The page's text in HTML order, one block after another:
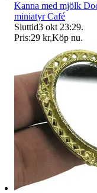
Kanna med mjölk
miniatyr Café
Sluttid3 okt 23:29.
Pris:29 kr,Köp nu.